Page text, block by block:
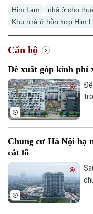
Chính trị
Xã hội
An ninh trật tự
Công nghệ
Hà Nội
Người Hà Nội
Khoảnh khắc Hà Nội
Ẩm thực
Thế giới
Quân sự
Hồ sơ
Người Việt 4 phương
Tin tức
Cafe sáng
Doanh nghiệp
Nhà đất
Tin tức
Đầu tư
Đất đai
Tàu và Xe
Ô tô
Xe máy
Thị trường
Giáo dục
Tin tức
Tuyển sinh
Văn hóa
Tin tức
Sức khỏe
Him Lam nhà ở cho
Khu nhà ở hỗn hợp Him
Căn hộ
Đề xuất góp kinh phí
Chung cư Hà Nội hạ
cắt lỗ